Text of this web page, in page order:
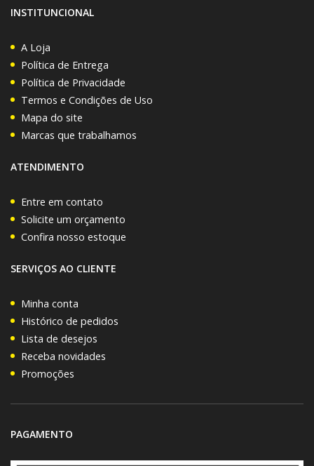
INSTITUNCIONAL
A Loja
Política de Entrega
Política de Privacidade
Termos e Condições de Uso
Mapa do site
Marcas que trabalhamos
ATENDIMENTO
Entre em contato
Solicite um orçamento
Confira nosso estoque
SERVIÇOS AO CLIENTE
Minha conta
Histórico de pedidos
Lista de desejos
Receba novidades
Promoções
PAGAMENTO